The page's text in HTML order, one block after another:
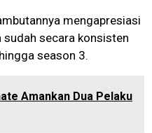
mengapresiasi
sudah secara konsisten
season 3.
Amankan Dua Pelaku